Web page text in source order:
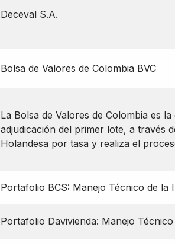
Deceval S.A.
Bolsa de Valores de Colombia BVC
La Bolsa de Valores de Colombia es
adjudicación del primer lote, a través
Holandesa por tasa y realiza el
Portafolio BCS: Manejo Técnico de
Portafolio Davivienda: Manejo